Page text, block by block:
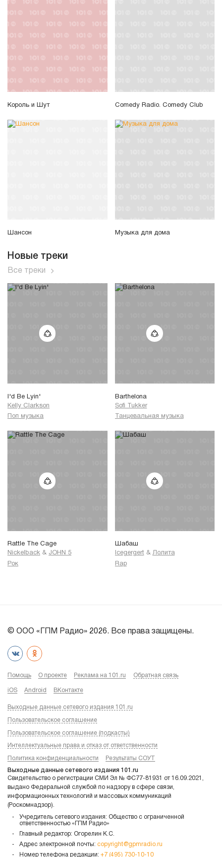
Король и Шут Comedy Radio. Comedy Club
Шансон Музыка для дома
Новые треки
Все треки
I'd Be Lyin'
Kelly Clarkson
Поп музыка
Barthelona
Sofi Tukker
Танцевальная музыка
Rattle The Cage
Nickelback & JOHN 5
Рок
Шабаш
Icegergert & Лолита
Rap
© ООО «ГПМ Радио» 2026. Все права защищены.
Помощь О проекте Реклама на 101.ru Обратная связь
iOS Android ВКонтакте
Выходные данные сетевого издания 101.ru
Пользовательское соглашение
Пользовательское соглашение (подкасты)
Интеллектуальные права и отказ от ответственности
Политика конфиденциальности Результаты СОУТ
Выходные данные сетевого издания 101.ru
Свидетельство о регистрации СМИ Эл № ФС77-81931 от 16.09.2021,
выдано Федеральной службой по надзору в сфере связи,
информационных технологий и массовых коммуникаций
(Роскомнадзор).
Учредитель сетевого издания: Общество с ограниченной
ответственностью «ГПМ Радио»
Главный редактор: Огорелин К.С.
Адрес электронной почты: copyright@gpmradio.ru
Номер телефона редакции: +7 (495) 730-10-10